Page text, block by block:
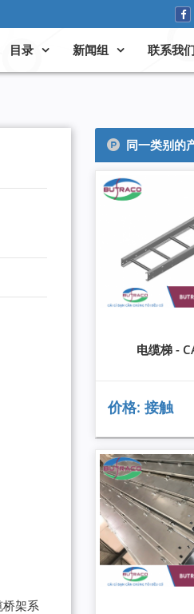
目录 新闻组 联系我们
架系
同一类别的
电缆梯 -
价格: 接触